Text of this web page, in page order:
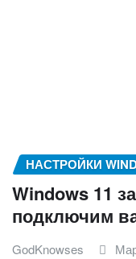
НАСТРОЙКИ
Windows 11
подключим
GodKnowses